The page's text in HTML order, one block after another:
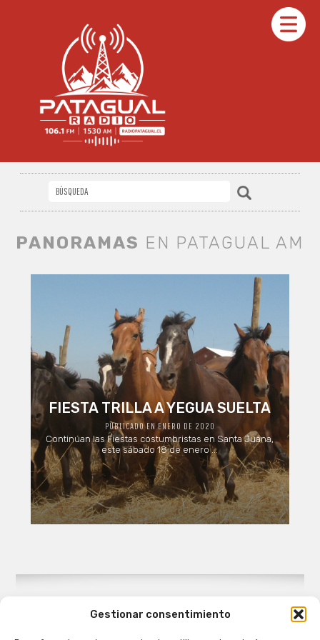
Gestionar consentimiento
PANORAMAS EN PATAGUAL AM
FIESTA TRILLA A YEGUA SUELTA
PUBLICADO EN ENERO DE 2020
Continúan las Fiestas costumbristas en Santa Juana,
este sábado 18 de enero ...